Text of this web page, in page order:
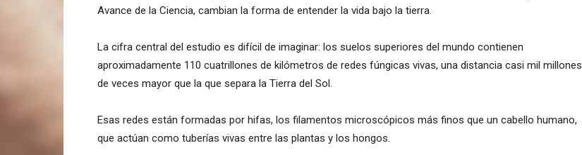
Avance de la Ciencia, cambian la forma de entender la vida bajo la tierra.
La cifra central del estudio es difícil de imaginar: los suelos superiores del mundo contienen
aproximadamente 110 cuatrillones de kilómetros de redes fúngicas vivas, una distancia casi mil millones
de veces mayor que la que separa la Tierra del Sol.
Esas redes están formadas por hifas, los filamentos microscópicos más finos que un cabello humano,
que actúan como tuberías vivas entre las plantas y los hongos.